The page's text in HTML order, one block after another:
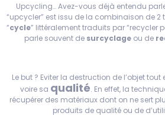
Upcycling… Avez-vous déjà entendu
“upcycler” est issu de la combinaison de 2
“cycle” littéralement traduits par “recycler
parle souvent de surcyclage ou de
Le but ? Eviter la destruction de l’objet
voire sa qualité. En effet, la
récupérer des matériaux dont on ne sert
produits de qualité ou de